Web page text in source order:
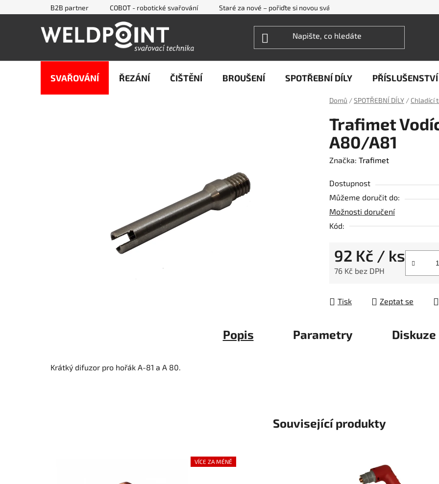
na
B2B partner COBOT - robotické svařování Staré za nové – pořiďte si novou svářečku WECO levněji FAQ -
SVAŘOVÁNÍ ŘEZÁNÍ ČIŠTĚNÍ BROUŠENÍ SPOTŘEBNÍ DÍLY PŘÍSLUŠENSTVÍ
Domů /SPOTŘEBNÍ DÍLY / Chladící
Trafimet
A80/A81
Značka: Trafimet
Dostupnost
Můžeme doručit do:
Možnosti doručení
Kód:
92 Kč / ks
76 Kč bez DPH
Tisk Zeptat se
Popis Parametry Diskuze
Krátký difuzor pro hořák A-81 a A 80.
Související produkty
VÍCE ZA MÉNĚ